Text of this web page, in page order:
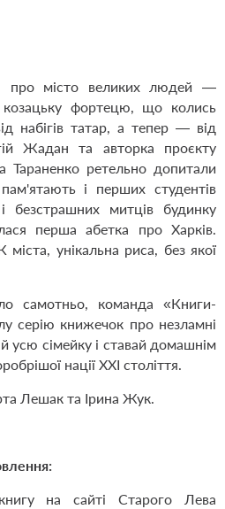
про місто великих людей —
фортецю, що колись
набігів татар, а тепер — від
Жадан та авторка проєкту
Тараненко ретельно допитали
і перших студентів
і безстрашних митців будинку
перша абетка про Харків.
унікальна риса, без якої
самотньо, команда «Книги-
серію книжечок про незламні
усю сімейку і ставай домашнім
нації XXI століття.
Лешак та Ірина Жук.
на сайті Старого Лева